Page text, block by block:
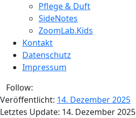
Pflege & Duft
SideNotes
ZoomLab.Kids
Kontakt
Datenschutz
Impressum
Follow:
Veröffentlicht: 14. Dezember 2025
Letztes Update: 14. Dezember 2025